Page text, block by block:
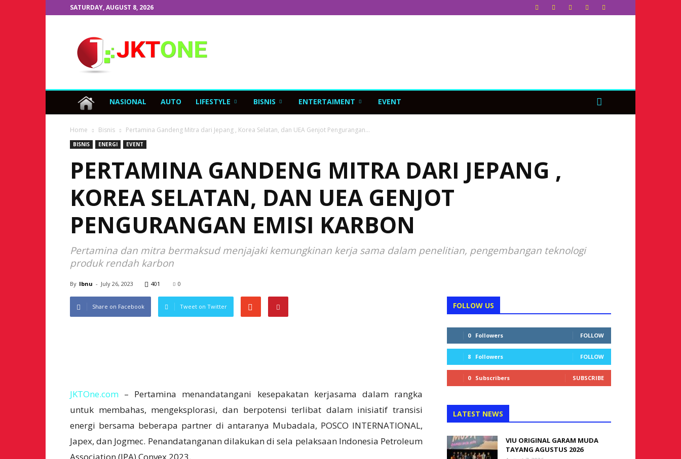
SATURDAY, AUGUST 8, 2026
NASIONAL AUTO LIFESTYLE BISNIS ENTERTAIMENT EVENT
Home Bisnis Pertamina Gandeng Mitra dari Jepang , Korea Selatan, dan UEA Genjot Pengurangan...
BISNIS ENERGI EVENT
PERTAMINA GANDENG MITRA DARI JEPANG ,
KOREA SELATAN, DAN UEA GENJOT
PENGURANGAN EMISI KARBON
Pertamina dan mitra bermaksud menjajaki kemungkinan kerja sama dalam penelitian, pengembangan teknologi
produk rendah karbon
By Ibnu - July 26, 2023 401 0
Share on Facebook Tweet on Twitter
JKTOne.com – Pertamina menandatangani kesepakatan kerjasama dalam rangka
untuk membahas, mengeksplorasi, dan berpotensi terlibat dalam inisiatif transisi
energi bersama beberapa partner di antaranya Mubadala, POSCO INTERNATIONAL,
Japex, dan Jogmec. Penandatanganan dilakukan di sela pelaksaan Indonesia Petroleum
FOLLOW US
0 Followers FOLLOW
8 Followers FOLLOW
0 Subscribers SUBSCRIBE
LATEST NEWS
VIU ORIGINAL GARAM MUDA
TAYANG AGUSTUS 2026